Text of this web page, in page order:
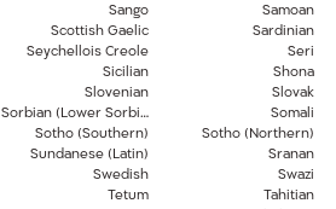
Samoan
Sango
Sardinian
Scottish Gaelic
Seri
Seychellois Creole
Shona
Sicilian
Slovak
Slovenian
Somali
Sorbian (Lower Sorbian)
Sotho (Northern)
Sotho (Southern)
Sranan
Sundanese (Latin)
Swazi
Swedish
Tahitian
Tetum